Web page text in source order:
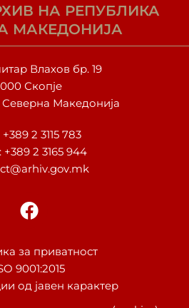
НА РЕПУБЛИКА
МАКЕДОНИЈА
Влахов бр. 19
Скопје
Македонија
+389 2 3115 783
+389 2 3165 944
F
a
e
b
o
за приватност
9001:2015
од јавен карактер